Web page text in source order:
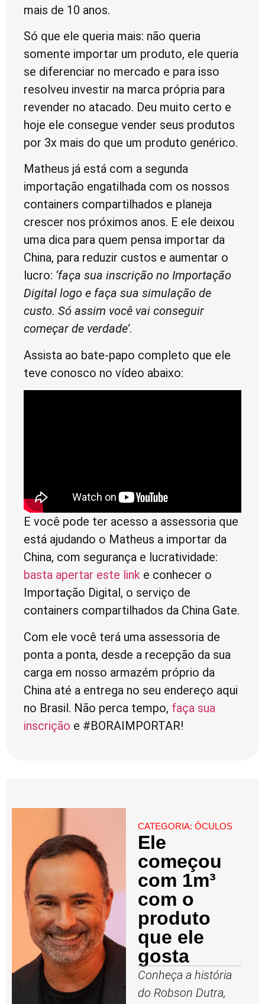
mais de 10 anos.
Só que ele queria mais: não queria
somente importar um produto, ele queria
se diferenciar no mercado e para isso
resolveu investir na marca própria para
revender no atacado. Deu muito certo e
hoje ele consegue vender seus produtos
por 3x mais do que um produto genérico.
Matheus já está com a segunda
importação engatilhada com os nossos
containers compartilhados e planeja
crescer nos próximos anos. E ele deixou
uma dica para quem pensa importar da
China, para reduzir custos e aumentar o
lucro: ‘faça sua inscrição no Importação
Digital logo e faça sua simulação de
custo. Só assim você vai conseguir
começar de verdade’.
Assista ao bate-papo completo que ele
teve conosco no vídeo abaixo:
E você pode ter acesso a assessoria que
está ajudando o Matheus a importar da
China, com segurança e lucratividade:
basta apertar este link e conhecer o
Importação Digital, o serviço de
containers compartilhados da China Gate.
Com ele você terá uma assessoria de
ponta a ponta, desde a recepção da sua
carga em nosso armazém próprio da
China até a entrega no seu endereço aqui
no Brasil. Não perca tempo, faça sua
inscrição e #BORAIMPORTAR!
CATEGORIA:ÓCULOS
Ele
começou
com 1m³
com o
produto
que ele
gosta
Conheça a história
do Robson Dutra,